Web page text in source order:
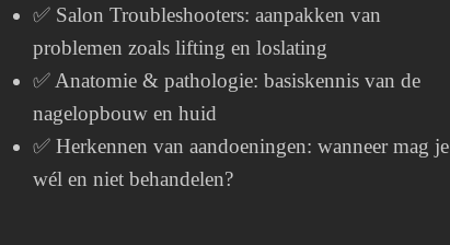
✅ Salon Troubleshooters: aanpakken van
problemen zoals lifting en loslating
✅ Anatomie & pathologie: basiskennis van de
nagelopbouw en huid
✅ Herkennen van aandoeningen: wanneer mag je
wél en niet behandelen?